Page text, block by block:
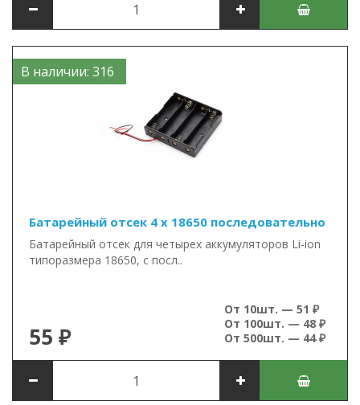
В наличии: 316
Батарейный отсек 4 x 18650 последовательно
Батарейный отсек для четырех аккумуляторов Li-ion
типоразмера 18650, с посл..
55 ₽
От 10шт. — 51 ₽
От 100шт. — 48 ₽
От 500шт. — 44 ₽